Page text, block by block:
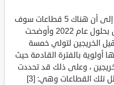
توصلت إحدى الدراسات الحديثة إلى أن هناك 5 قطاعات سوف
توفر نحو 86% من فرص العمل بحلول عام 2022 وأوضحت
الخريجين لتولي خمسة
بالفترة القادمة حيث
، وعلى ذلك قد تحددت
تلك القطاعات وهي: [3]